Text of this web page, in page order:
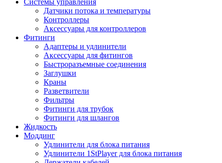
Датчики потока и температуры
Контроллеры
Аксессуары для контроллеров
Фитинги
Адаптеры и удлинители
Аксессуары для фитингов
Быстроразъемные соединения
Заглушки
Краны
Разветвители
Фильтры
Фитинги для трубок
Фитинги для шлангов
Жидкость
Моддинг
Удлинители для блока питания
Удлинители 1StPlayer для блока питания